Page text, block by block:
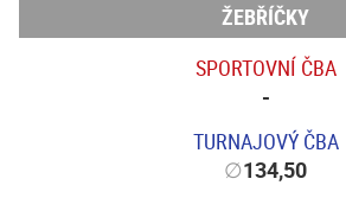
ŽEBŘÍČKY
SPORTOVNÍ ČBA
-
TURNAJOVÝ ČBA
∅134,50